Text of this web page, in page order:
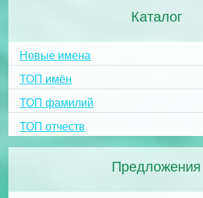
Каталог
Новые имена
ТОП имён
ТОП фамилий
ТОП отчеств
Предложения